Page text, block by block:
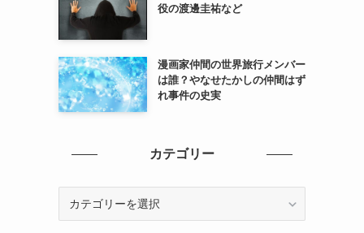
役の渡邊圭祐など
漫画家仲間の世界旅行メンバー
は誰？やなせたかしの仲間はず
れ事件の史実
カテゴリー